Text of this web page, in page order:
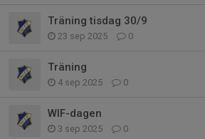
Träning tisdag 30/9
23 sep 2025 0
Träning
4 sep 2025 0
WIF-dagen
3 sep 2025 0